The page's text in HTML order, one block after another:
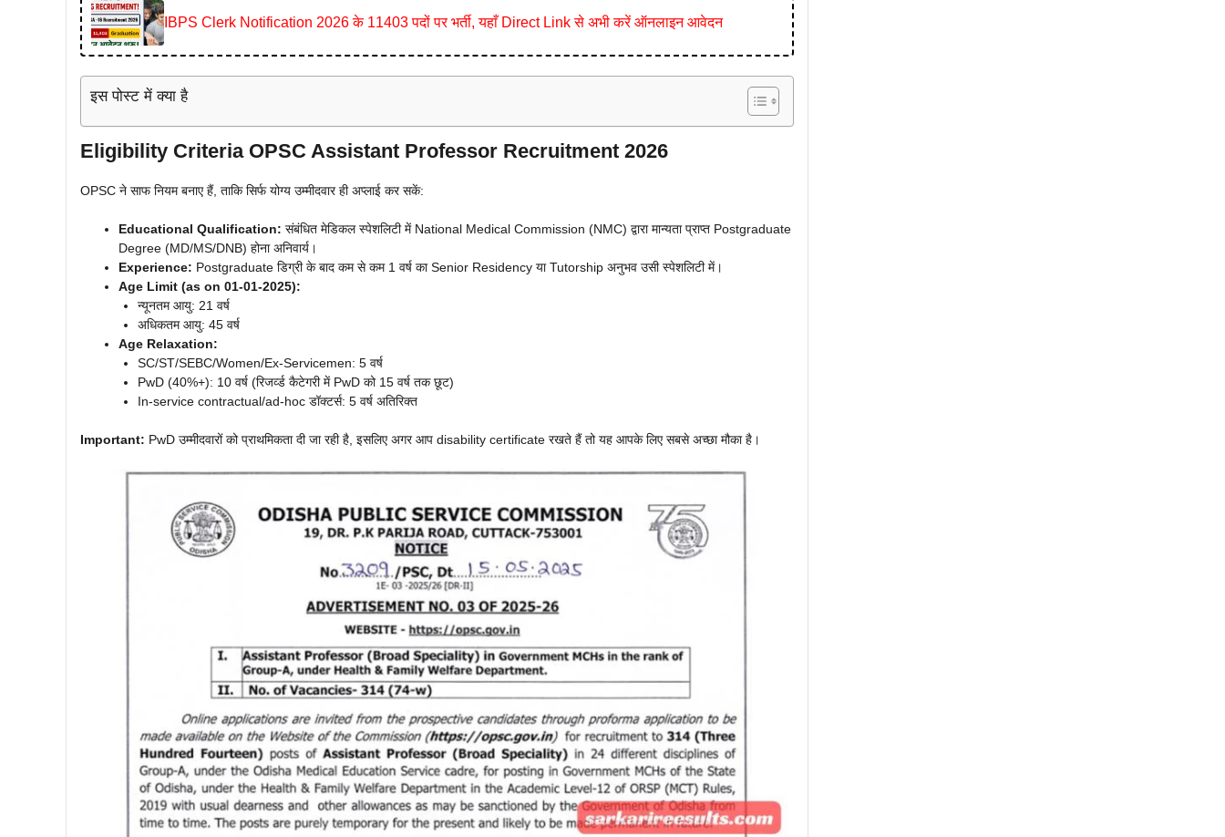
IBPS Clerk Notification 2026 के 11403 पदों पर भर्ती, यहाँ Direct Link से अभी करें ऑनलाइन आवेदन
इस पोस्ट में क्या है
Eligibility Criteria OPSC Assistant Professor Recruitment 2026
OPSC ने साफ नियम बनाए हैं, ताकि सिर्फ योग्य उम्मीदवार ही अप्लाई कर सकें:
Educational Qualification: संबंधित मेडिकल स्पेशलिटी में National Medical Commission (NMC) द्वारा मान्यता प्राप्त Postgraduate
Degree (MD/MS/DNB) होना अनिवार्य।
Experience: Postgraduate डिग्री के बाद कम से कम 1 वर्ष का Senior Residency या Tutorship अनुभव उसी स्पेशलिटी में।
Age Limit (as on 01-01-2025):
न्यूनतम आयु: 21 वर्ष
अधिकतम आयु: 45 वर्ष
Age Relaxation:
SC/ST/SEBC/Women/Ex-Servicemen: 5 वर्ष
PwD (40%+): 10 वर्ष (रिजर्व्ड कैटेगरी में PwD को 15 वर्ष तक छूट)
In-service contractual/ad-hoc डॉक्टर्स: 5 वर्ष अतिरिक्त
Important: PwD उम्मीदवारों को प्राथमिकता दी जा रही है, इसलिए अगर आप disability certificate रखते हैं तो यह आपके लिए सबसे अच्छा मौका है।